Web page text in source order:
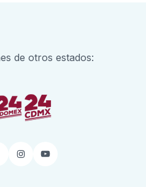
de otros estados:
InstagramYouTube